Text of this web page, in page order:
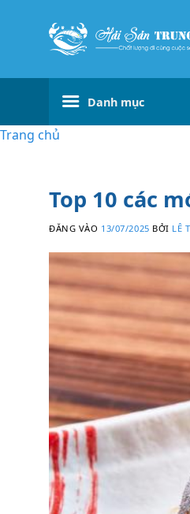
Danh mục
Trang chủ
Top 10 các
ĐĂNG VÀO 13/07/2025 BỞI LÊ